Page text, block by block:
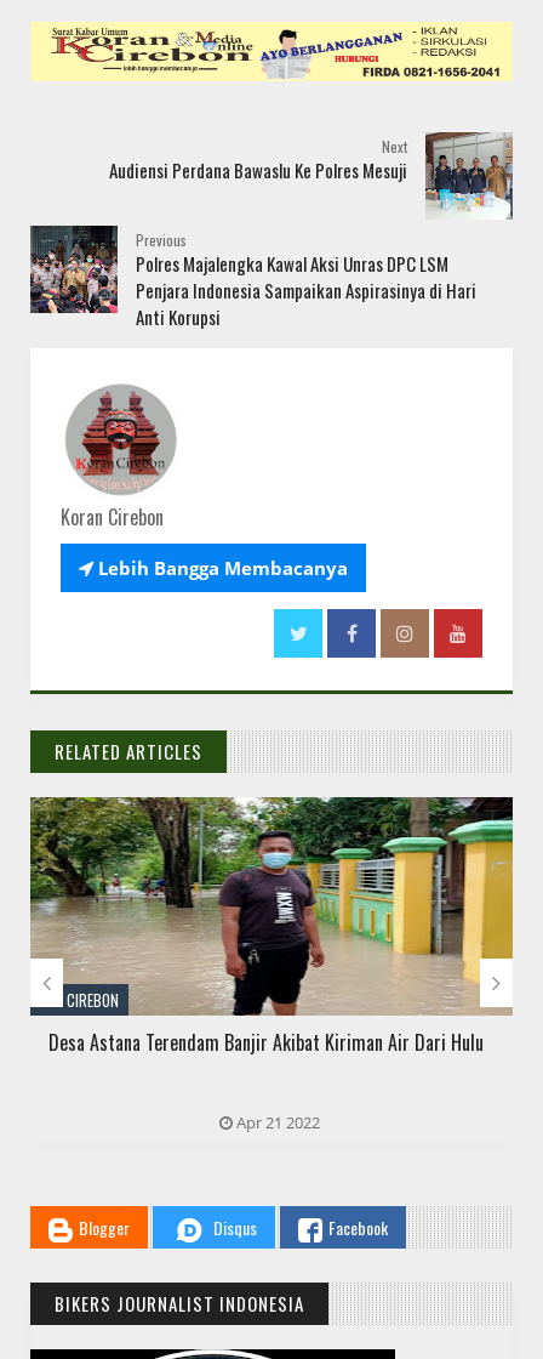
Next
Audiensi Perdana Bawaslu Ke Polres Mesuji
Previous
Polres Majalengka Kawal Aksi Unras DPC LSM
Penjara Indonesia Sampaikan Aspirasinya di Hari
Anti Korupsi
Koran Cirebon
Lebih Bangga Membacanya
RELATED ARTICLES
// THATS WHAT YOU MIGHT BE LOOKING FOR
KAB CIREBON
Temuan BPK Capai 1,3Miliar,Dispenda,Dinas Lingkungan
 
Blogger Disqus Facebook
BIKERS JOURNALIST INDONESIA